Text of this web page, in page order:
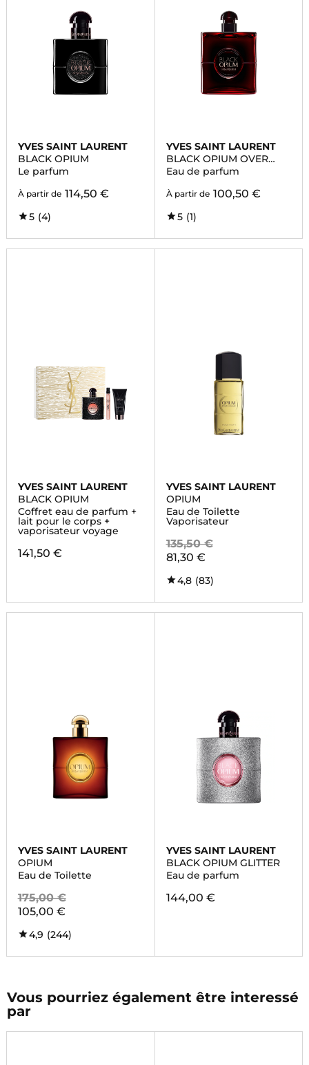
YVES SAINT LAURENT
BLACK OPIUM
Le parfum
À partir de 114,50 €
5 (4)
YVES SAINT LAURENT
BLACK OPIUM OVER
RED
Eau de parfum
À partir de 100,50 €
5 (1)
YVES SAINT LAURENT
BLACK OPIUM
Coffret eau de parfum +
lait pour le corps +
vaporisateur voyage
141,50 €
YVES SAINT LAURENT
OPIUM
Eau de Toilette
Vaporisateur
135,50 €
81,30 €
4,8 (83)
YVES SAINT LAURENT
OPIUM
Eau de Toilette
175,00 €
105,00 €
4,9 (244)
YVES SAINT LAURENT
BLACK OPIUM GLITTER
Eau de parfum
144,00 €
Vous pourriez également être interessé
par